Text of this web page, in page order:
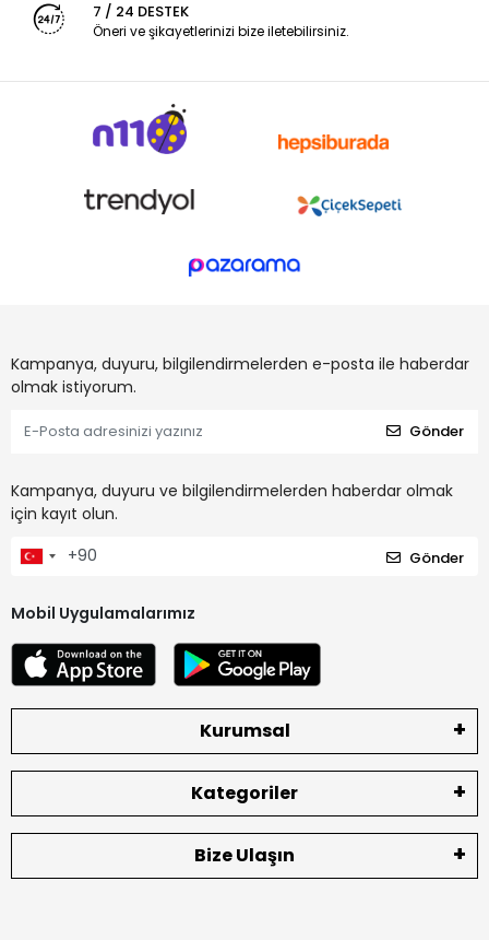
7 / 24 DESTEK
Öneri ve şikayetlerinizi bize iletebilirsiniz.
Kampanya, duyuru, bilgilendirmelerden e-posta ile haberdar
olmak istiyorum.
Gönder
Kampanya, duyuru ve bilgilendirmelerden haberdar olmak
için kayıt olun.
Gönder
Mobil Uygulamalarımız
Kurumsal
Kategoriler
Bize Ulaşın